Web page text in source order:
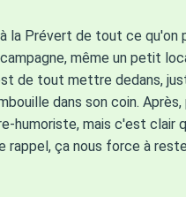
la Prévert de tout ce qu'on
même un petit
de tout mettre dedans,
dans son coin.
humoriste, mais c'est clair
rappel, ça nous force à